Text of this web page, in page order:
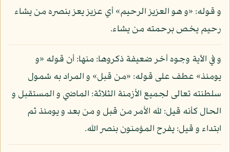
و قوله: «و هو العزيز الرحيم» أي عزيز يعز بنصره من يشاء
رحيم يخص برحمته من يشاء.
و في الآية وجوه أخر ضعيفة ذكروها: منها: أن قوله «و
يومئذ» عطف على قوله: «من قبل» و المراد به شمول
سلطنته تعالى لجميع الأزمنة الثلاثة: الماضي و المستقبل و
الحال كأنه قيل: لله الأمر من قبل و من بعد و يومئذ ثم
ابتداء و قيل: يفرح المؤمنون بنصر الله.